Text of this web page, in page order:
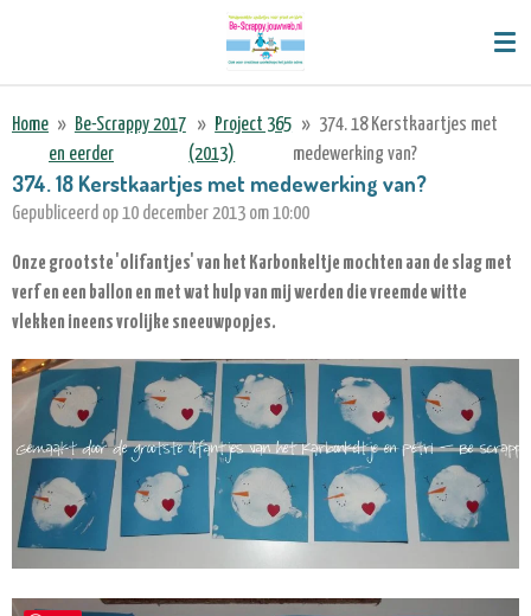
de
hoofdinhoud
Home » Be-Scrappy 2017
en eerder
» Project 365
(2013)
» 374. 18 Kerstkaartjes met
medewerking van?
374. 18 Kerstkaartjes met medewerking van?
Gepubliceerd op 10 december 2013 om 10:00
Onze grootste 'olifantjes' van het Karbonkeltje mochten aan de slag met
verf en een ballon en met wat hulp van mij werden die vreemde witte
vlekken ineens vrolijke sneeuwpopjes.